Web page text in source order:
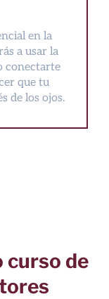
en la
a usar la
conectarte
que tu
de los ojos.
curso de